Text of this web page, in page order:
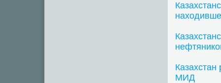
МИД